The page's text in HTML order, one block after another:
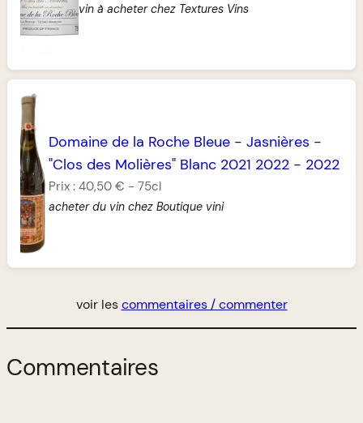
vin à acheter chez Textures Vins
Domaine de la Roche Bleue -Jasnières -
"Clos des Molières" Blanc 2021 2022 - 2022
Prix :40,50 € -75cl
acheter du vin chez Boutique vini
voir lescommentaires / commenter
Commentaires